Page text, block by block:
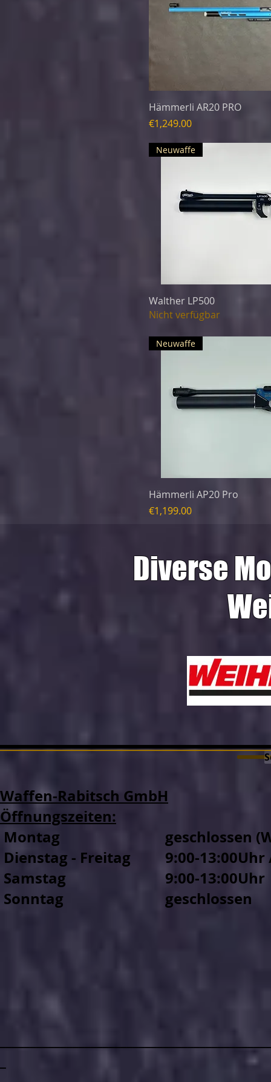
Hämmerli AR20 PRO
Preis
€1,249.00
Neuwaffe
Walther LP500
Nicht verfügbar
Neuwaffe
Hämmerli AP20 Pro
Preis
€1,199.00
Diverse
Waffen-Rabitsch GmbH
Öffnungszeiten:
Montag
Dienstag - Freitag
Samstag
Sonntag
geschlossen
9:00-
9:00-13:00Uhr
geschlossen